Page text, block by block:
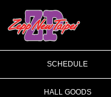
SCHEDULE
HALL GOODS